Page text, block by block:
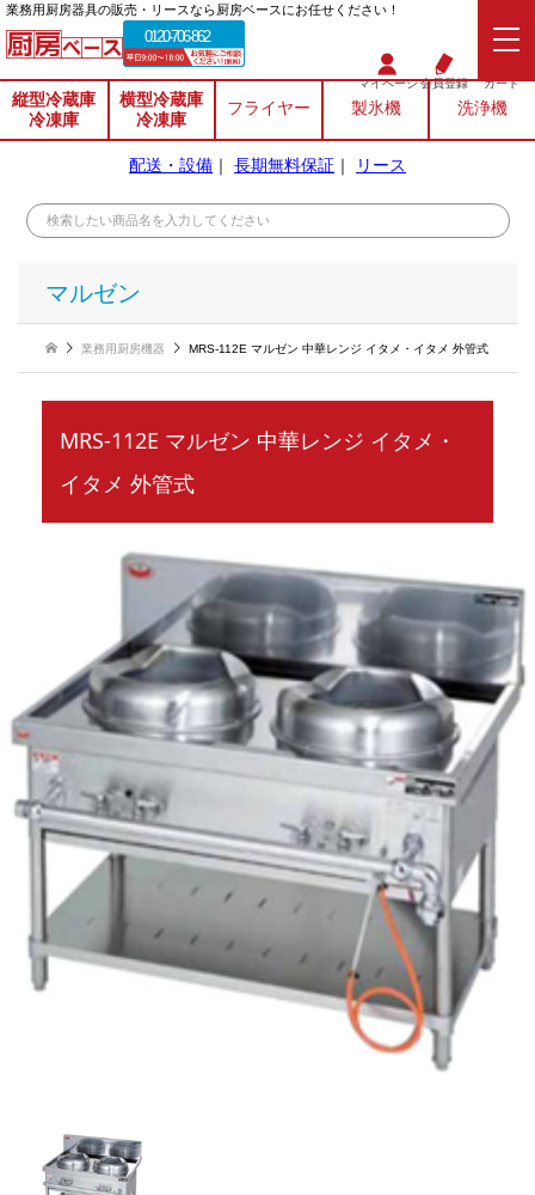
業務⽤厨房器具の販売・リースなら厨房ベースにお任せください！
0120-706-862
マイページ会員登録 カート
縦型冷蔵庫
冷凍庫
横型冷蔵庫
冷凍庫
フライヤー 製氷機 洗浄機
配送・設備 ｜ 長期無料保証 ｜ リース
マルゼン
業務用厨房機器 MRS-112E マルゼン 中華レンジ イタメ・イタメ 外管式
MRS-112E マルゼン 中華レンジ イタメ・
イタメ 外管式